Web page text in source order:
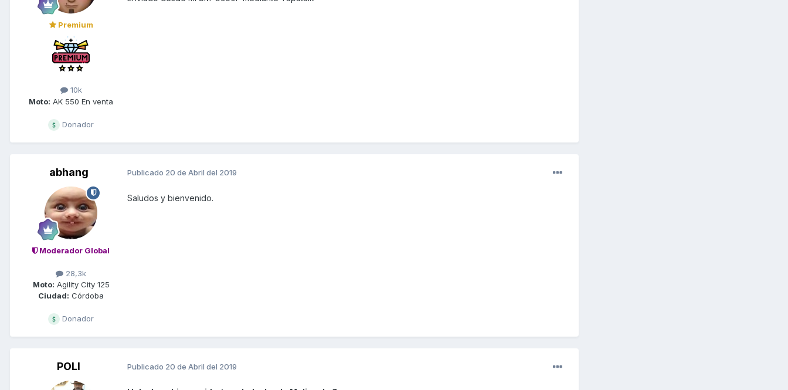
Premium
10k
Moto: AK 550 En venta
Donador
abhang
Moderador Global
28,3k
Moto: Agility City 125
Ciudad: Córdoba
Donador
Publicado 20 de Abril del 2019
Saludos y bienvenido.
POLI Publicado 20 de Abril del 2019